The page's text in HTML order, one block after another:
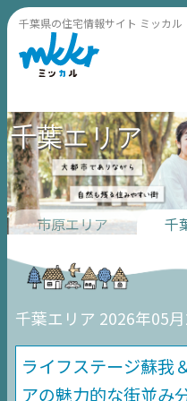
千葉県の住宅情報サイト ミッカル
千葉エリア
市原エリア 千
千葉エリア 2026年05
ライフステージ蘇我
アの魅力的な街並み